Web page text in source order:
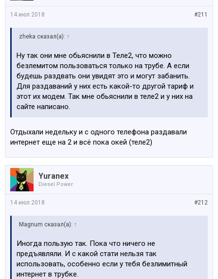
#211
14 июл 2018
zheka сказал(а): ↑
Ну так они мне обьяснили в Теле2, что можно
безлемитом пользоваться только на трубе. А если
будешь раздвать они увидят это и могут забанить.
Для раздаваний у них есть какой-то другой тариф и
этот их модем. Так мне обьяснили в теле2 и у них на
сайте написано.
Отдыхали недельку и с одного телефона раздавали
интернет еще на 2 и всё пока окей (теле2)
Yuranex
Diesel Power
#212
14 июл 2018
Magnum сказал(а): ↑
Иногда пользую так. Пока что ничего не
предъявляли. И с какой стати нельзя так
использовать, особенно если у тебя безлимитный
интернет в трубке.